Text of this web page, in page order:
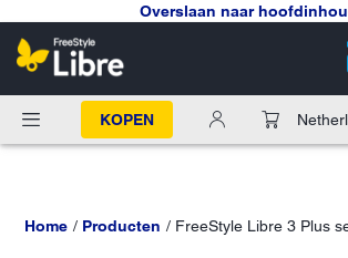
Overslaan naar
KOPEN
Home Producten FreeStyle Libre 3 Plus